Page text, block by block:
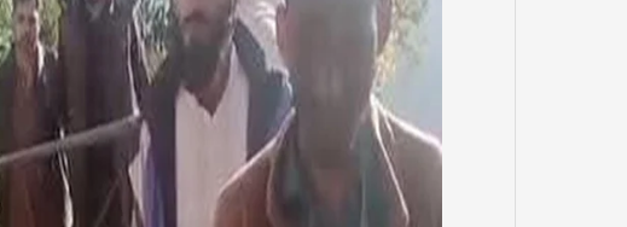
عمربچوں
کیس،
ایس